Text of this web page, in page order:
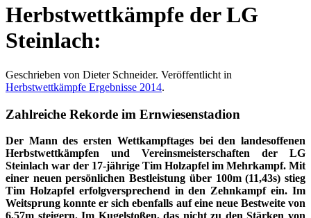
Herbstwettkämpfe der LG
Steinlach:
Geschrieben von Dieter Schneider. Veröffentlicht in
Herbstwettkämpfe Ergebnisse 2014.
Zahlreiche Rekorde im Ernwiesenstadion
Der Mann des ersten Wettkampftages bei den landesoffenen
Herbstwettkämpfen und Vereinsmeisterschaften der LG
Steinlach war der 17-jährige Tim Holzapfel im Mehrkampf. Mit
einer neuen persönlichen Bestleistung über 100m (11,43s) stieg
Tim Holzapfel erfolgversprechend in den Zehnkampf ein. Im
Weitsprung konnte er sich ebenfalls auf eine neue Bestweite von